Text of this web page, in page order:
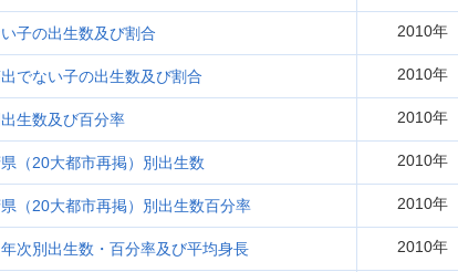
子の出生数及び割合 2010年
でない子の出生数及び割合 2010年
生数及び百分率 2010年
（20大都市再掲）別出生数 2010年
（20大都市再掲）別出生数百分率 2010年
次別出生数・百分率及び平均身長 2010年